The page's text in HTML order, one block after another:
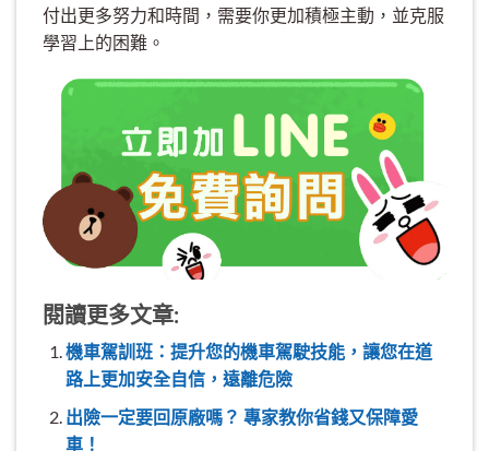
付出更多努力和時間，需要你更加積極主動，並克服
學習上的困難。
閱讀更多文章:
機車駕訓班：提升您的機車駕駛技能，讓您在道
路上更加安全自信，遠離危險
出險一定要回原廠嗎？ 專家教你省錢又保障愛
車！